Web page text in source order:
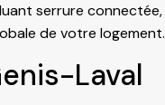
serrure connectée,
de votre logement.
Laval